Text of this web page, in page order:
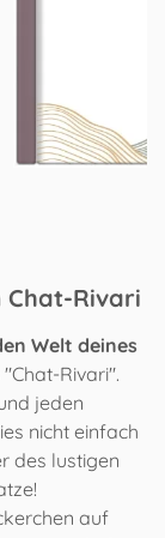
Chat-Rivari
Welt deines
Rivari".
jeden
nicht einfach
des lustigen
auf